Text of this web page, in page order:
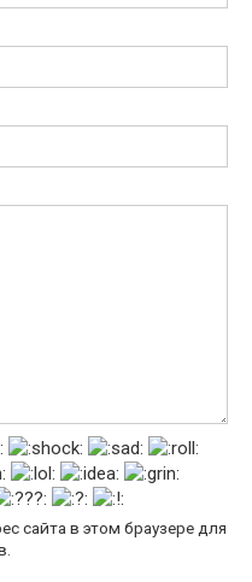
сайта в этом браузере для